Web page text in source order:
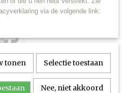
via de volgende link:
tonen Selectie toestaan
Nee, niet akkoord